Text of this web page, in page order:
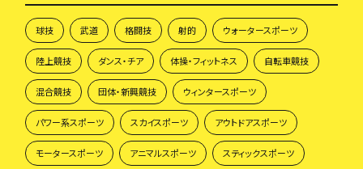
球技 武道 格闘技 射的 ウォータースポーツ
陸上競技 ダンス・チア 体操・フィットネス 自転車競技
混合競技 団体・新興競技 ウィンタースポーツ
パワー系スポーツ スカイスポーツ アウトドアスポーツ
モータースポーツ アニマルスポーツ スティックスポーツ